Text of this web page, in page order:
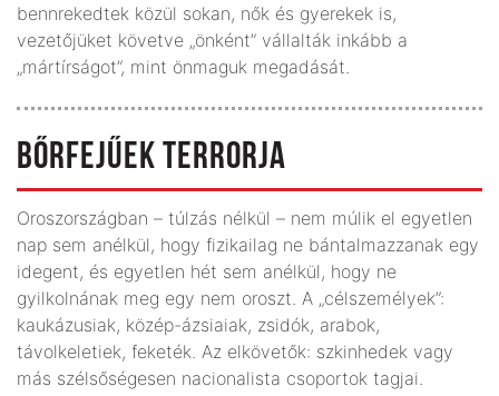
bennrekedtek közül sokan, nők és gyerekek is,
vezetőjüket követve „önként” vállalták inkább a
„mártírságot”, mint önmaguk megadását.
BŐRFEJŰEK TERRORJA
Oroszországban – túlzás nélkül – nem múlik el egyetlen
nap sem anélkül, hogy fizikailag ne bántalmazzanak egy
idegent, és egyetlen hét sem anélkül, hogy ne
gyilkolnának meg egy nem oroszt. A „célszemélyek”:
kaukázusiak, közép-ázsiaiak, zsidók, arabok,
távolkeletiek, feketék. Az elkövetők: szkinhedek vagy
más szélsőségesen nacionalista csoportok tagjai.